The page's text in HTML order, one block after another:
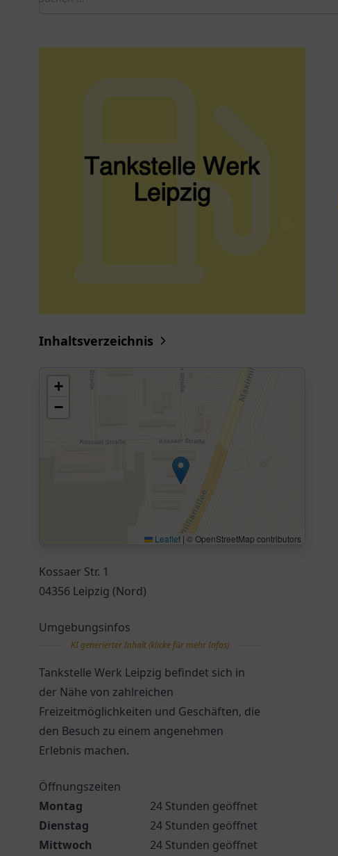
Inhaltsverzeichnis
+
−
Leaflet | © OpenStreetMap contributors
Kossaer Str. 1
04356 Leipzig (Nord)
Umgebungsinfos
KI generierter Inhalt (klicke für mehr Infos)
Tankstelle Werk Leipzig befindet sich in
der Nähe von zahlreichen
Freizeitmöglichkeiten und Geschäften, die
den Besuch zu einem angenehmen
Erlebnis machen.
Öffnungszeiten
Montag
24 Stunden geöffnet
Dienstag
24 Stunden geöffnet
Mittwoch
24 Stunden geöffnet